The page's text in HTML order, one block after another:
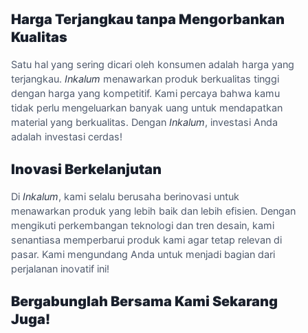
Harga Terjangkau tanpa Mengorbankan
Kualitas
Satu hal yang sering dicari oleh konsumen adalah harga yang
terjangkau. Inkalum menawarkan produk berkualitas tinggi
dengan harga yang kompetitif. Kami percaya bahwa kamu
tidak perlu mengeluarkan banyak uang untuk mendapatkan
material yang berkualitas. Dengan Inkalum, investasi Anda
adalah investasi cerdas!
Inovasi Berkelanjutan
Di Inkalum, kami selalu berusaha berinovasi untuk
menawarkan produk yang lebih baik dan lebih efisien. Dengan
mengikuti perkembangan teknologi dan tren desain, kami
senantiasa memperbarui produk kami agar tetap relevan di
pasar. Kami mengundang Anda untuk menjadi bagian dari
perjalanan inovatif ini!
Bergabunglah Bersama Kami Sekarang
Juga!